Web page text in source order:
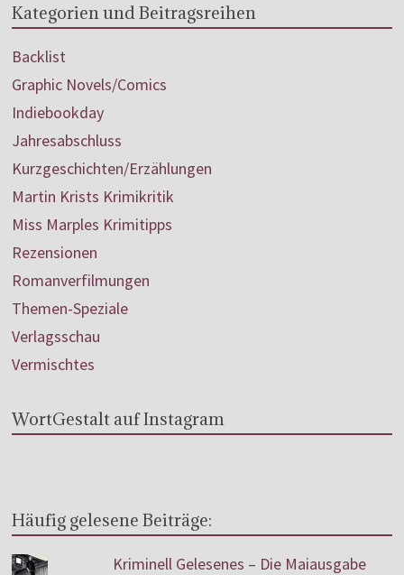
Kategorien und Beitragsreihen
Backlist
Graphic Novels/Comics
Indiebookday
Jahresabschluss
Kurzgeschichten/Erzählungen
Martin Krists Krimikritik
Miss Marples Krimitipps
Rezensionen
Romanverfilmungen
Themen-Speziale
Verlagsschau
Vermischtes
WortGestalt auf Instagram
Häufig gelesene Beiträge:
Kriminell Gelesenes – Die Maiausgabe